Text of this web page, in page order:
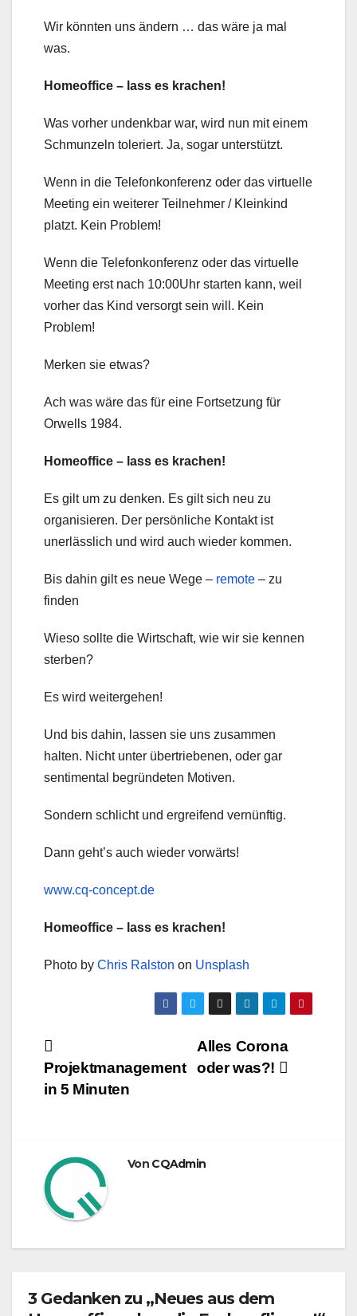
Wir könnten uns ändern … das wäre ja mal
was.
Homeoffice – lass es krachen!
Was vorher undenkbar war, wird nun mit einem
Schmunzeln toleriert. Ja, sogar unterstützt.
Wenn in die Telefonkonferenz oder das virtuelle
Meeting ein weiterer Teilnehmer / Kleinkind
platzt. Kein Problem!
Wenn die Telefonkonferenz oder das virtuelle
Meeting erst nach 10:00Uhr starten kann, weil
vorher das Kind versorgt sein will. Kein
Problem!
Merken sie etwas?
Ach was wäre das für eine Fortsetzung für
Orwells 1984.
Homeoffice – lass es krachen!
Es gilt um zu denken. Es gilt sich neu zu
organisieren. Der persönliche Kontakt ist
unerlässlich und wird auch wieder kommen.
Bis dahin gilt es neue Wege – remote – zu
finden
Wieso sollte die Wirtschaft, wie wir sie kennen
sterben?
Es wird weitergehen!
Und bis dahin, lassen sie uns zusammen
halten. Nicht unter übertriebenen, oder gar
sentimental begründeten Motiven.
Sondern schlicht und ergreifend vernünftig.
Dann geht’s auch wieder vorwärts!
www.cq-concept.de
Homeoffice – lass es krachen!
Photo by Chris Ralston on Unsplash
Beitragsnavigation
Alles Corona
oder was?!
Projektmanagement
in 5 Minuten
Von CQAdmin
3 Gedanken zu „Neues aus dem